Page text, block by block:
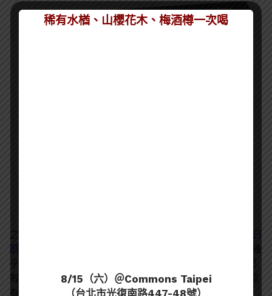
之前有跟大家介紹過德國連鎖超市 Aldi 的
曆
乎所有酒類的有，啤酒、威士忌、蘭姆酒、伏特加等都
有，甚至連今夏美國最流行的hard seltzer 酒精蘇打都
有 Advent Calendar
稀有水楢、山櫻花木、梅酒樽一次喝
8/15（六）＠Commons Taipei
（台北市光復南路447-48號）